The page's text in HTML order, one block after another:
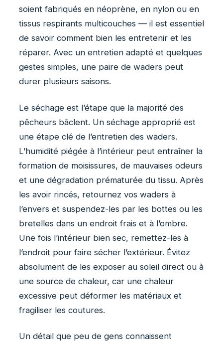
soient fabriqués en néoprène, en nylon ou en
tissus respirants multicouches — il est essentiel
de savoir comment bien les entretenir et les
réparer. Avec un entretien adapté et quelques
gestes simples, une paire de waders peut
durer plusieurs saisons.
Le séchage est l’étape que la majorité des
pêcheurs bâclent. Un séchage approprié est
une étape clé de l’entretien des waders.
L’humidité piégée à l’intérieur peut entraîner la
formation de moisissures, de mauvaises odeurs
et une dégradation prématurée du tissu. Après
les avoir rincés, retournez vos waders à
l’envers et suspendez-les par les bottes ou les
bretelles dans un endroit frais et à l’ombre.
Une fois l’intérieur bien sec, remettez-les à
l’endroit pour faire sécher l’extérieur. Évitez
absolument de les exposer au soleil direct ou à
une source de chaleur, car une chaleur
excessive peut déformer les matériaux et
fragiliser les coutures.
Un détail que peu de gens connaissent